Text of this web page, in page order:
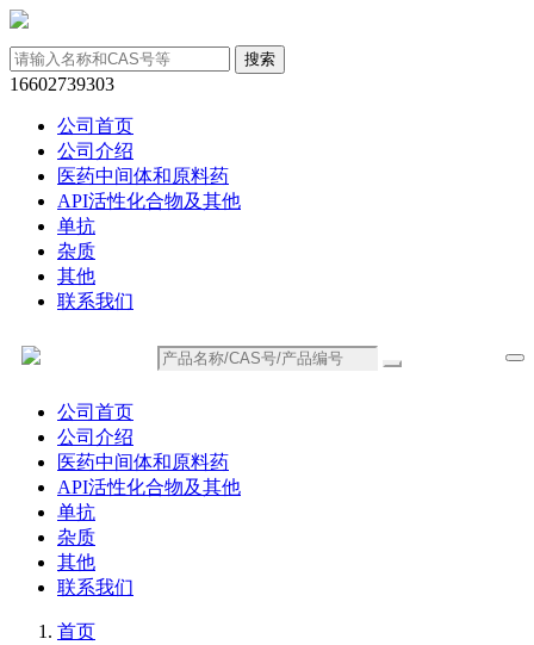
16602739303
公司首页
公司介绍
医药中间体和原料药
API活性化合物及其他
单抗
杂质
其他
联系我们
公司首页
公司介绍
医药中间体和原料药
API活性化合物及其他
单抗
杂质
其他
联系我们
首页